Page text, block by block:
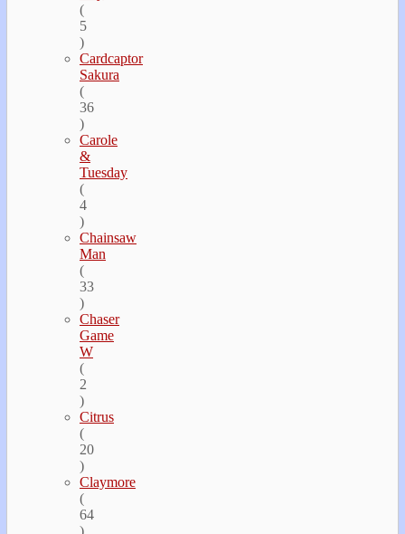
(
5
)
Cardcaptor
Sakura
(
36
)
Carole
&
Tuesday
(
4
)
Chainsaw
Man
(
33
)
Chaser
Game
W
(
2
)
Citrus
(
20
)
Claymore
(
64
)